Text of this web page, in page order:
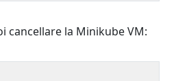
cancellare la Minikube VM: